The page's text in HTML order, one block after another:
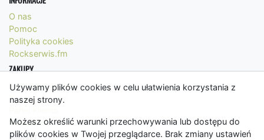
Używamy plików cookies w celu ułatwienia korzystania z
naszej strony.
Możesz określić warunki przechowywania lub dostępu do
plików cookies w Twojej przeglądarce. Brak zmiany ustawień
O nas
Pomoc
Polityka cookies
Rockserwis.fm
ZAKUPY
Formy płatności
Koszty wysyłki
Regulamin